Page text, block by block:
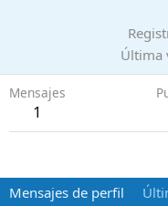
Última
Mensajes
1
Mensajes de perfil